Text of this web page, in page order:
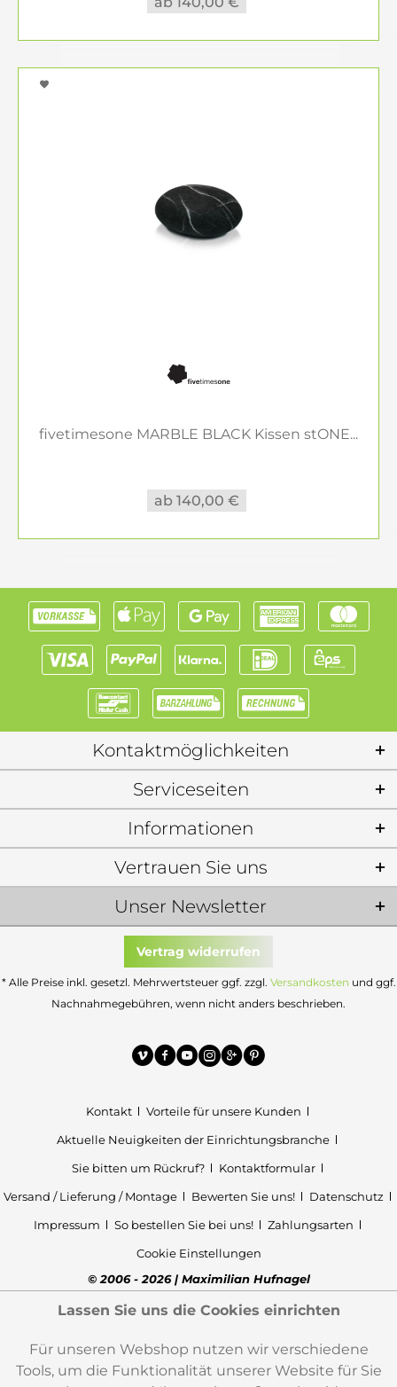
fivetimesone MARBLE BLACK Kissen stONE...
ab 140,00 €
Kontaktmöglichkeiten
Serviceseiten
Informationen
Unser Newsletter
Vertrauen Sie uns
Vertrag widerrufen
* Alle Preise inkl. gesetzl. Mehrwertsteuer ggf. zzgl. Versandkosten und ggf.
Nachnahmegebühren, wenn nicht anders beschrieben.
Kontakt
Vorteile für unsere Kunden
Aktuelle Neuigkeiten der Einrichtungsbranche
Sie bitten um Rückruf?
Kontaktformular
Versand / Lieferung / Montage
Bewerten Sie uns!
Datenschutz
Impressum
So bestellen Sie bei uns!
Zahlungsarten
Cookie Einstellungen
© 2006 - 2026 | Maximilian Hufnagel
Lassen Sie uns die Cookies einrichten
Für unseren Webshop nutzen wir verschiedene
Tools, um die Funktionalität unserer Website für Sie